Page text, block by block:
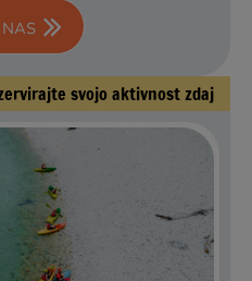
svojo aktivnost zdaj